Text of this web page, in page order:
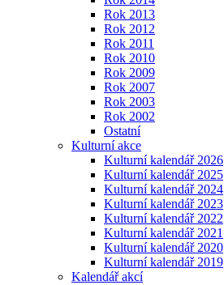
Rok 2013
Rok 2012
Rok 2011
Rok 2010
Rok 2009
Rok 2007
Rok 2003
Rok 2002
Ostatní
Kulturní akce
Kulturní kalendář 2026
Kulturní kalendář 2025
Kulturní kalendář 2024
Kulturní kalendář 2023
Kulturní kalendář 2022
Kulturní kalendář 2021
Kulturní kalendář 2020
Kulturní kalendář 2019
Kalendář akcí